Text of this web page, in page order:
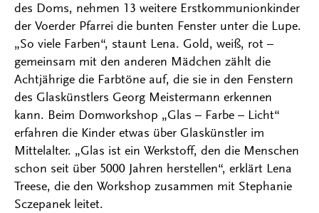
des Doms, nehmen 13 weitere Erstkommunionkinder
der Voerder Pfarrei die bunten Fenster unter die Lupe.
„So viele Farben“, staunt Lena. Gold, weiß, rot –
gemeinsam mit den anderen Mädchen zählt die
Achtjährige die Farbtöne auf, die sie in den Fenstern
des Glaskünstlers Georg Meistermann erkennen
kann. Beim Domworkshop „Glas – Farbe – Licht“
erfahren die Kinder etwas über Glaskünstler im
Mittelalter. „Glas ist ein Werkstoff, den die Menschen
schon seit über 5000 Jahren herstellen“, erklärt Lena
Treese, die den Workshop zusammen mit Stephanie
Sczepanek leitet.